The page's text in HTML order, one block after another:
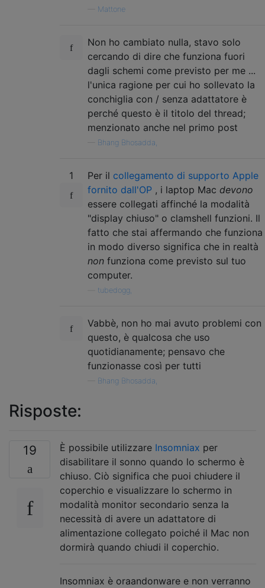
Mattone
Non ho cambiato nulla, stavo solo
cercando di dire che funziona fuori
dagli schemi come previsto per me ...
l'unica ragione per cui ho sollevato la
conchiglia con / senza adattatore è
perché questo è il titolo del thread;
menzionato anche nel primo post
Bhang Bhosadda,
1 Per il collegamento di supporto Apple
fornito dall'OP , i laptop Mac devono
essere collegati affinché la modalità
"display chiuso" o clamshell funzioni. Il
fatto che stai affermando che funziona
in modo diverso significa che in realtà
non funziona come previsto sul tuo
computer.
tubedogg,
Vabbè, non ho mai avuto problemi con
questo, è qualcosa che uso
quotidianamente; pensavo che
funzionasse così per tutti
Bhang Bhosadda,
Risposte:
19 È possibile utilizzare Insomniax per
disabilitare il sonno quando lo schermo è
chiuso. Ciò significa che puoi chiudere il
coperchio e visualizzare lo schermo in
modalità monitor secondario senza la
necessità di avere un adattatore di
alimentazione collegato poiché il Mac non
dormirà quando chiudi il coperchio.
Insomniax è oraandonware e non verranno